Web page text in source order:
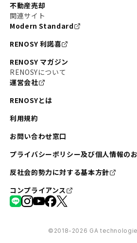
不動産売却
関連サイト
Modern Standard
RENOSY 利諾喜
RENOSY マガジン
RENOSYについて
運営会社
RENOSYとは
利用規約
お問い合わせ窓口
プライバシーポリシー及び個人情報の
反社会的勢力に対する基本方針
コンプライアンス
©︎2018-2026 GA